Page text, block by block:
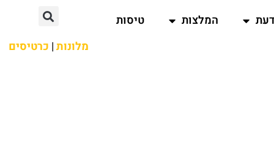
המלצות
טיסות
מלונות| כרטיסים